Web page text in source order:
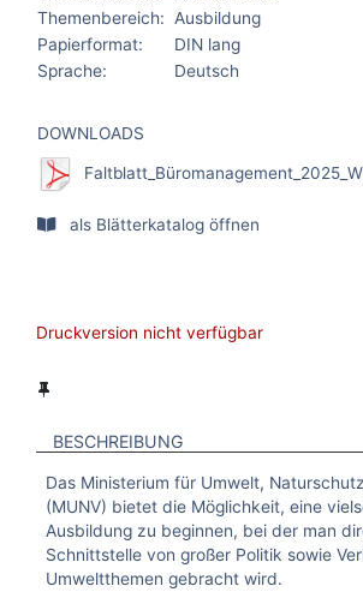
Themenbereich: Ausbildung
Papierformat:
DIN lang
Sprache:
Deutsch
DOWNLOADS
als Blätterkatalog öffnen
Druckversion nicht verfügbar
BESCHREIBUNG
Das Ministerium für Umwelt,
(MUNV) bietet die Möglichkeit, eine
Ausbildung zu beginnen, bei der man
Schnittstelle von großer Politik sowie
Umweltthemen gebracht wird.